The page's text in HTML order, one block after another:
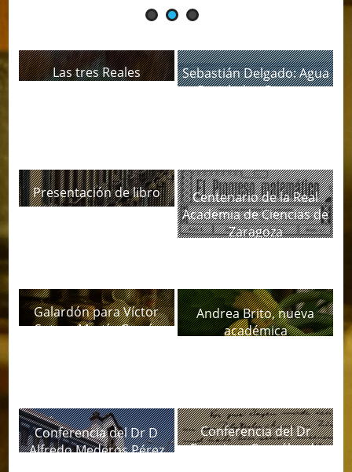
Las tres Reales
Sebastián Delgado: Agua
Reciclada, ¿Recurso
Presentación de libro
Centenario de la Real
Academia de Ciencias de
Zaragoza
Galardón para Víctor
Sotero Martín García
Andrea Brito, nueva
académica
Conferencia del Dr D
Alfredo Mederos Pérez
Conferencia del Dr
Francisco González de